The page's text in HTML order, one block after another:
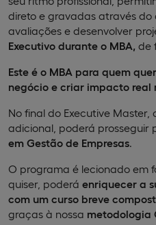
direto e gravadas através
avaliações e desenvolver
Executivo durante o MBA, de
Este é o MBA para quem
negócio e criar impacto real
No final do Executive
adicional, poderá prosseguir
em Gestão de Empresas.
O programa é lecionado em
quiser, poderá enriquecer a
com um curso breve
graças à nossa metodologia